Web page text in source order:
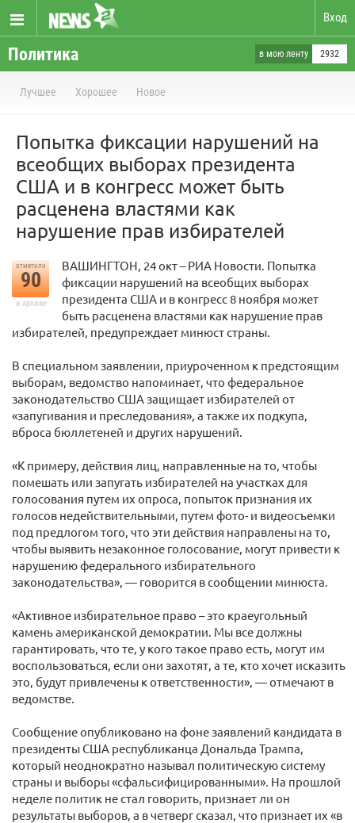
Вход
Политика в мою ленту 2932
Лучшее Хорошее Новое
Попытка фиксации нарушений на
всеобщих выборах президента
США и в конгресс может быть
расценена властями как
нарушение прав избирателей
отметили
90
в архиве
ВАШИНГТОН, 24 окт – РИА Новости. Попытка
фиксации нарушений на всеобщих выборах
президента США и в конгресс 8 ноября может
быть расценена властями как нарушение прав
избирателей, предупреждает минюст страны.
В специальном заявлении, приуроченном к предстоящим
выборам, ведомство напоминает, что федеральное
законодательство США защищает избирателей от
«запугивания и преследования», а также их подкупа,
вброса бюллетеней и других нарушений.
«К примеру, действия лиц, направленные на то, чтобы
помешать или запугать избирателей на участках для
голосования путем их опроса, попыток признания их
голосов недействительными, путем фото- и видеосъемки
под предлогом того, что эти действия направлены на то,
чтобы выявить незаконное голосование, могут привести к
нарушению федерального избирательного
законодательства», — говорится в сообщении минюста.
«Активное избирательное право – это краеугольный
камень американской демократии. Мы все должны
гарантировать, что те, у кого такое право есть, могут им
воспользоваться, если они захотят, а те, кто хочет исказить
это, будут привлечены к ответственности», — отмечают в
ведомстве.
Сообщение опубликовано на фоне заявлений кандидата в
президенты США республиканца Дональда Трампа,
который неоднократно называл политическую систему
страны и выборы «сфальсифицированными». На прошлой
неделе политик не стал говорить, признает ли он
результаты выборов, а в четверг сказал, что признает их «в